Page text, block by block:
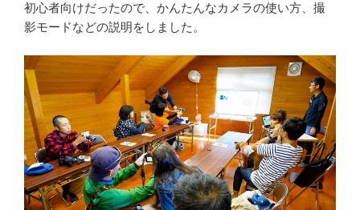
初心者向けだったので、かんたんなカメラの使い方、撮
影モードなどの説明をしました。